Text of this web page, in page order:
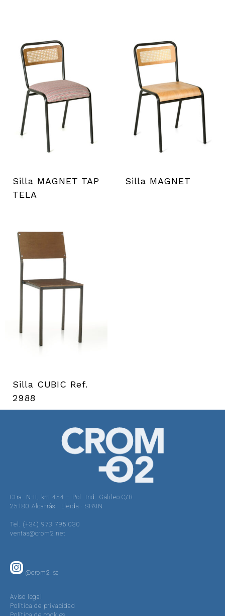
Silla MAGNET TAP
TELA
Silla MAGNET
Silla CUBIC Ref.
2988
Ctra. N-II, km 454 – Pol. Ind. Galileo C/B
25180 Alcarràs · Lleida · SPAIN
Tel. (+34) 973 795 030
ventas@crom2.net
@crom2_sa
Aviso legal
Política de privacidad